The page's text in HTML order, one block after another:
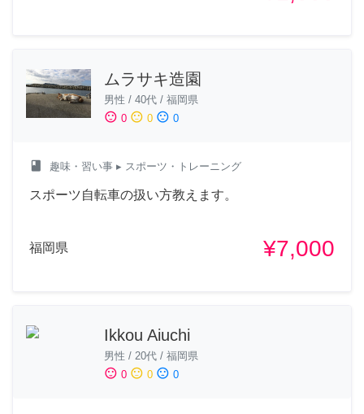
ムラサキ造園
男性 / 40代 / 福岡県
sentiment_satisfied 0 sentiment_neutral 0 sentiment_dissatisfied 0
class 趣味・習い事 ▸ スポーツ・トレーニング
スポーツ自転車の扱い方教えます。
福岡県 ¥7,000
Ikkou Aiuchi
男性 / 20代 / 福岡県
sentiment_satisfied 0 sentiment_neutral 0 sentiment_dissatisfied 0